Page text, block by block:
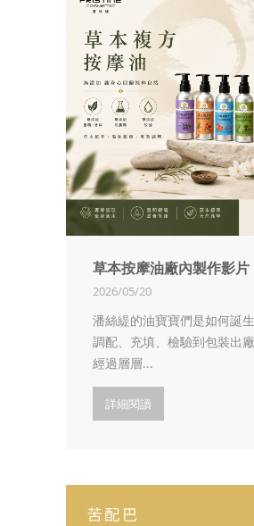
草本按摩油廠內製作影片
2026/05/20
潘絲緹的油寶寶們是如何誕
調配、充填、檢驗到包裝出
經過層層...
詳細閱讀